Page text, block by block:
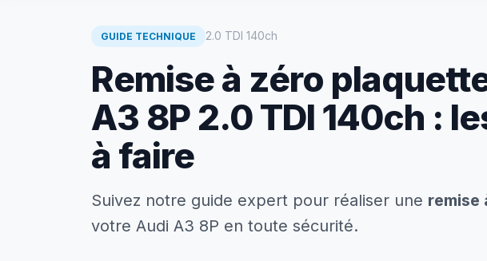
GUIDE TECHNIQUE 2.0 TDI 140ch
Remise à zéro
A3 8P 2.0 TDI 140ch :
à faire
Suivez notre guide expert pour réaliser une remise
votre Audi A3 8P en toute sécurité.